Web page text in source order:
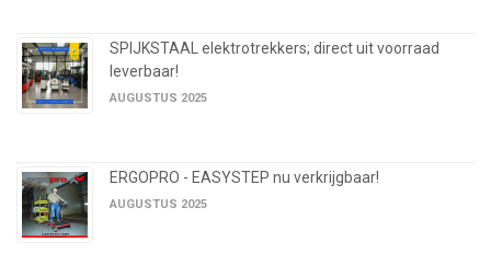
SPIJKSTAAL elektrotrekkers; direct uit voorraad
leverbaar!
AUGUSTUS 2025
ERGOPRO - EASYSTEP nu verkrijgbaar!
AUGUSTUS 2025